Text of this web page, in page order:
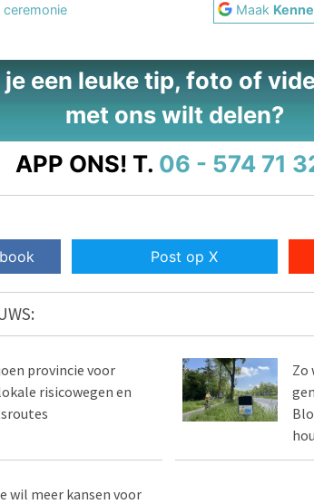
ceremonie Maak
je een leuke tip, foto of
met ons wilt delen?
APP ONS! T. 06 - 574 71
Post op X
provincie voor
risicowegen en
Zo
wil meer kansen voor